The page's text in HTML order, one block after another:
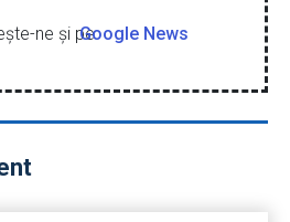
ne şi peGoogle News